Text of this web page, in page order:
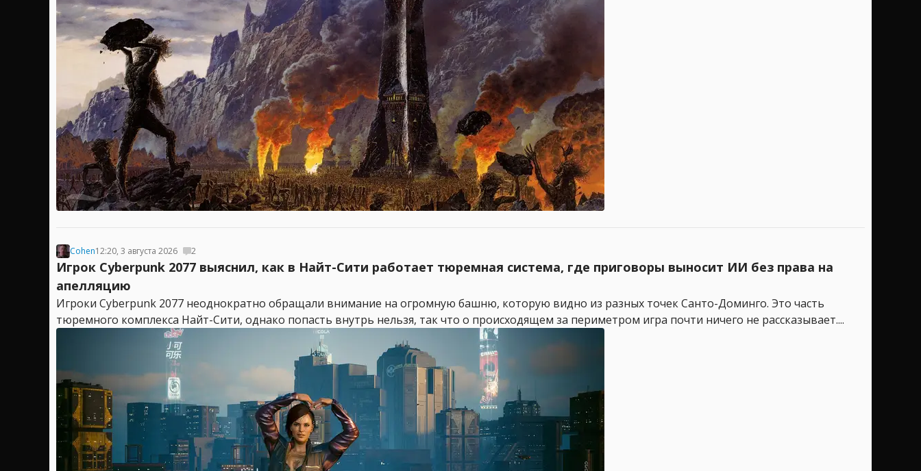
Cohen12:20, 3 августа 2026 2
Игрок Cyberpunk 2077 выяснил, как в Найт-Сити работает тюремная система, где приговоры выносит ИИ без права на
апелляцию
Игроки Cyberpunk 2077 неоднократно обращали внимание на огромную башню, которую видно из разных точек Санто-Доминго. Это часть
тюремного комплекса Найт-Сити, однако попасть внутрь нельзя, так что о происходящем за периметром игра почти ничего не рассказывает....